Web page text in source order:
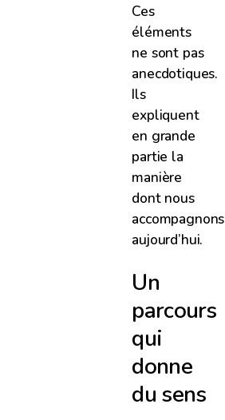
Ces
éléments
ne sont pas
anecdotiques.
Ils
expliquent
en grande
partie la
manière
dont nous
accompagnons
aujourd’hui.
Un
parcours
qui
donne
du sens